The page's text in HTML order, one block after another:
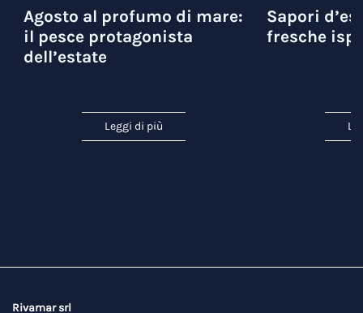
Agosto al profumo di mare:
il pesce protagonista
dell’estate
Leggi di più
Sapori
fresche
Rivamar srl